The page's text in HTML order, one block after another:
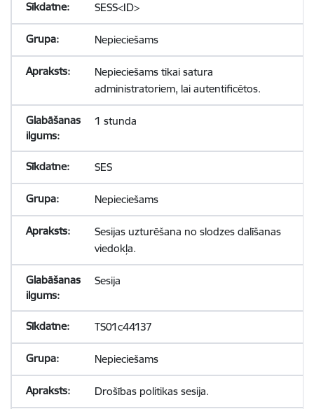
SESS<ID>
Nepieciešams
Nepieciešams tikai satura
administratoriem, lai autentificētos.
1 stunda
SES
Nepieciešams
Sesijas uzturēšana no slodzes dalīšanas
viedokļa.
Sesija
TS01c44137
Nepieciešams
Drošības politikas sesija.